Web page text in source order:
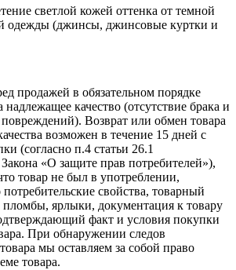
светлой кожей оттенка от темной
одежды (джинсы, джинсовые куртки и
продажей в обязательном порядке
надлежащее качество (отсутствие брака и
Возврат или обмен товара
возможен в течение 15 дней с
(согласно п.4 статьи 26.1
«О защите прав потребителей»),
товар не был в употреблении,
свойства, товарный
пломбы, ярлыки, документация к товару
факт и условия покупки
При обнаружении следов
мы оставляем за собой право
товара.